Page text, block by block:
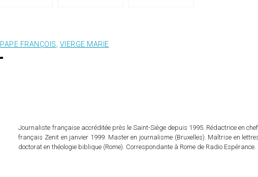
PAPE FRANÇOIS, VIERGE MARIE
Journaliste française accréditée près le Saint-Siège depuis 1995. Rédactrice en
français Zenit en janvier 1999. Master en journalisme (Bruxelles). Maîtrise en
doctorat en théologie biblique (Rome). Correspondante à Rome de Radio Espérance.